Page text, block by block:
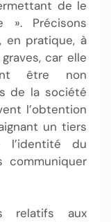
de le
». Précisons
en pratique, à
car elle
être non
de la société
l’obtention
un tiers
l’identité du
relatifs aux